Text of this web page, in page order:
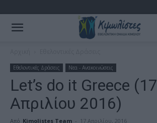
Εθελοντικές Δράσεις Νεα - Ανακοινώσεις
Let’s do it Greece (17
Απριλίου 2016)
Από Kimolistes Team - 17 Απριλίου, 2016